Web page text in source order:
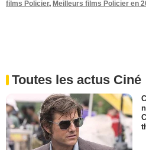
films Policier, Meilleurs films Policier en
Toutes les actus Ciné